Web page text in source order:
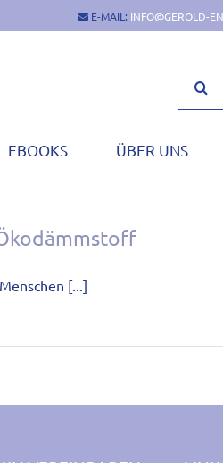
E-MAIL: INFO@GEROLD-
Suche
EBOOKS ÜBER UNS
[...]